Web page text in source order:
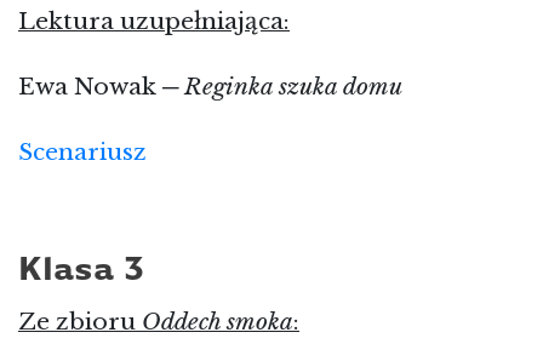
Lektura uzupełniająca:
Ewa Nowak ─Reginka szuka domu
Scenariusz
Klasa 3
Ze zbioru Oddech smoka: